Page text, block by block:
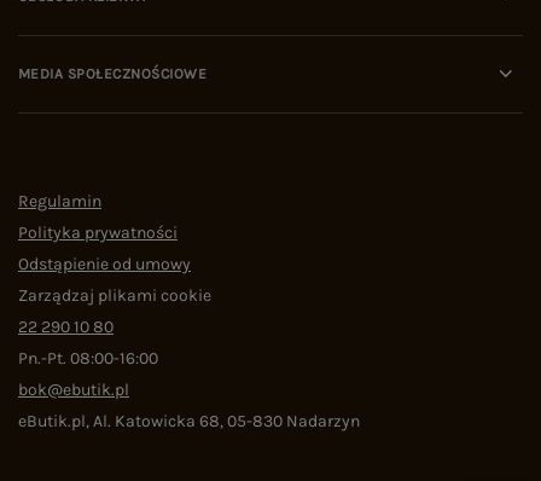
MEDIA SPOŁECZNOŚCIOWE
Regulamin
Polityka prywatności
Odstąpienie od umowy
Zarządzaj plikami cookie
22 290 10 80
Pn.-Pt. 08:00-16:00
bok@ebutik.pl
eButik.pl,Al. Katowicka 68,05-830 Nadarzyn